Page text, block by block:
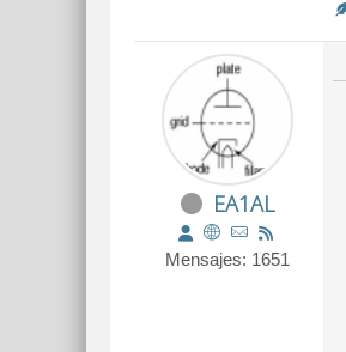
EA1AL
Mensajes: 1651